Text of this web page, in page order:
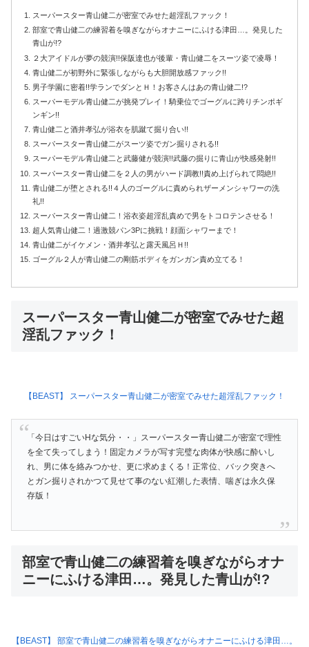
スーパースター青山健二が密室でみせた超淫乱ファック！
部室で青山健二の練習着を嗅ぎながらオナニーにふける津田…。発見した
青山が!?
２大アイドルが夢の競演!!保阪達也が後輩・青山健二をスーツ姿で凌辱！
青山健二が初野外に緊張しながらも大胆開放感ファック!!
男子学園に密着!!学ランでダンとＨ！お客さんはあの青山健二!?
スーパーモデル青山健二が挑発プレイ！騎乗位でゴーグルに跨りチンポギ
ンギン!!
青山健二と酒井孝弘が浴衣を肌蹴て掘り合い!!
スーパースター青山健二がスーツ姿でガン掘りされる!!
スーパーモデル青山健二と武藤健が競演!!武藤の掘りに青山が快感発射!!
スーパースター青山健二を２人の男がハード調教!!責め上げられて悶絶!!
青山健二が堕とされる!!４人のゴーグルに責められザーメンシャワーの洗
礼!!
スーパースター青山健二！浴衣姿超淫乱責めで男をトコロテンさせる！
超人気青山健二！過激競パン3Pに挑戦！顔面シャワーまで！
青山健二がイケメン・酒井孝弘と露天風呂Ｈ!!
ゴーグル２人が青山健二の剛筋ボディをガンガン責め立てる！
スーパースター青山健二が密室でみせた超
淫乱ファック！
【BEAST】 スーパースター青山健二が密室でみせた超淫乱ファック！
「今日はすごいHな気分・・」スーパースター青山健二が密室で理性
を全て失ってしまう！固定カメラが写す完璧な肉体が快感に酔いし
れ、男に体を絡みつかせ、更に求めまくる！正常位、バック突きへ
とガン掘りされかつて見せて事のない紅潮した表情、喘ぎは永久保
存版！
部室で青山健二の練習着を嗅ぎながらオナ
ニーにふける津田…。発見した青山が!?
【BEAST】 部室で青山健二の練習着を嗅ぎながらオナニーにふける津田…。